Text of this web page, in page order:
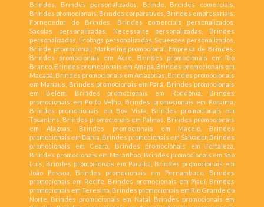
Brindes, Brindes personalizados, Brinde, Brindes comerciais,
Brindes promocionais, Brindes corporativos, Brindes empresariais,
Fornecedor de Brindes, Brindes comerciais personalizados,
Sacolas personalizadas, Necessaire personalizadas, Brindes
personalizados, Ecobags personalizadas, Squeezes personalizados,
Brinde promocional, Marketing promocional, Empresa de Brindes,
Brindes promocionais em Acre, Brindes promocionais em Rio
Branco, Brindes promocionais em Amapá, Brindes promocionais em
Macapá, Brindes promocionais em Amazonas, Brindes promocionais
em Manaus, Brindes promocionais em Pará, Brindes promocionais
em Belém, Brindes promocionais em Rondônia, Brindes
promocionais em Porto Velho, Brindes promocionais em Roraima,
Brindes promocionais em Boa Vista, Brindes promocionais em
Tocantins, Brindes promocionais em Palmas, Brindes promocionais
em Alagoas, Brindes promocionais em Maceió, Brindes
promocionais em Bahia, Brindes promocionais em Salvador, Brindes
promocionais em Ceará, Brindes promocionais em Fortaleza,
Brindes promocionais em Maranhão, Brindes promocionais em São
Luís, Brindes promocionais em Paraíba, Brindes promocionais em
João Pessoa, Brindes promocionais em Pernambuco, Brindes
promocionais em Recife, Brindes promocionais em Piauí, Brindes
promocionais em Teresina, Brindes promocionais em Rio Grande do
Norte, Brindes promocionais em Natal, Brindes promocionais em